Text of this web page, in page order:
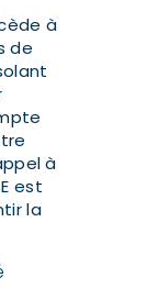
à
de
à
est
la